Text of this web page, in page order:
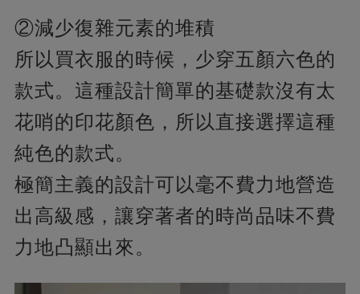
②減少復雜元素的堆積
所以買衣服的時候，少穿五顏六色的
款式。這種設計簡單的基礎款沒有太
花哨的印花顏色，所以直接選擇這種
純色的款式。
極簡主義的設計可以毫不費力地營造
出高級感，讓穿著者的時尚品味不費
力地凸顯出來。